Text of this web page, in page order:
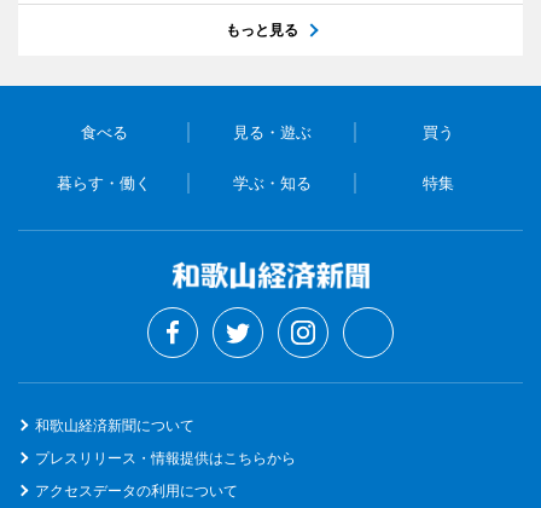
もっと見る
食べる 見る・遊ぶ 買う
暮らす・働く 学ぶ・知る 特集
和歌山経済新聞について
プレスリリース・情報提供はこちらから
アクセスデータの利用について